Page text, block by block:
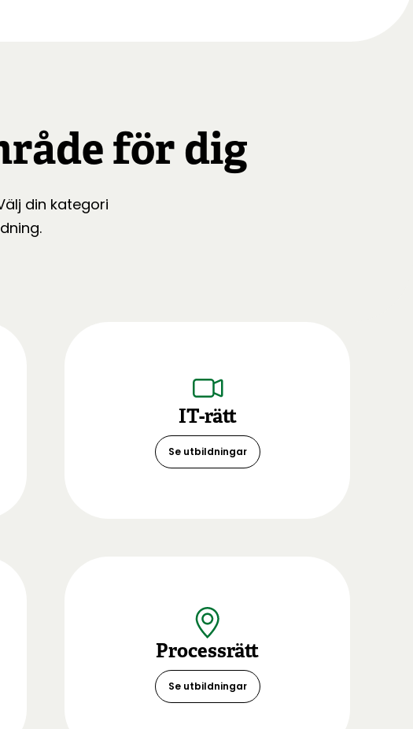
för dig
din kategori
IT-rätt
Se utbildningar
Processrätt
Se utbildningar